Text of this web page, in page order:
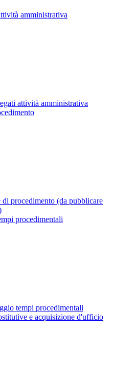
amministrativa
attività amministrativa
procedimento (da pubblicare
procedimentali
tempi procedimentali
e acquisizione d'ufficio